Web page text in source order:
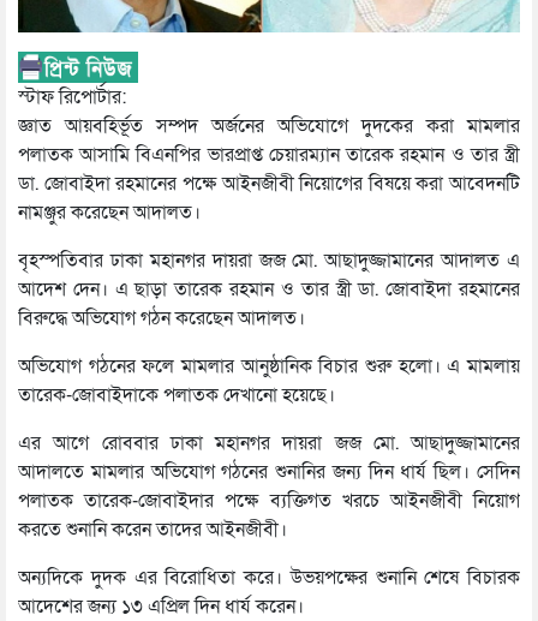
স্টাফ রিপোর্টার:
জ্ঞাত আয়বহির্ভূত সম্পদ অর্জনের অভিযোগে দুদকের করা মামলার
পলাতক আসামি বিএনপির ভারপ্রাপ্ত চেয়ারম্যান তারেক রহমান ও তার স্ত্রী
ডা. জোবাইদা রহমানের পক্ষে আইনজীবী নিয়োগের বিষয়ে করা আবেদনটি
নামঞ্জুর করেছেন আদালত।
বৃহস্পতিবার ঢাকা মহানগর দায়রা জজ মো. আছাদুজ্জামানের আদালত এ
আদেশ দেন। এ ছাড়া তারেক রহমান ও তার স্ত্রী ডা. জোবাইদা রহমানের
বিরুদ্ধে অভিযোগ গঠন করেছেন আদালত।
অভিযোগ গঠনের ফলে মামলার আনুষ্ঠানিক বিচার শুরু হলো। এ মামলায়
তারেক-জোবাইদাকে পলাতক দেখানো হয়েছে।
এর আগে রোববার ঢাকা মহানগর দায়রা জজ মো. আছাদুজ্জামানের
আদালতে মামলার অভিযোগ গঠনের শুনানির জন্য দিন ধার্য ছিল। সেদিন
পলাতক তারেক-জোবাইদার পক্ষে ব্যক্তিগত খরচে আইনজীবী নিয়োগ
করতে শুনানি করেন তাদের আইনজীবী।
অন্যদিকে দুদক এর বিরোধিতা করে। উভয়পক্ষের শুনানি শেষে বিচারক
আদেশের জন্য ১৩ এপ্রিল দিন ধার্য করেন।